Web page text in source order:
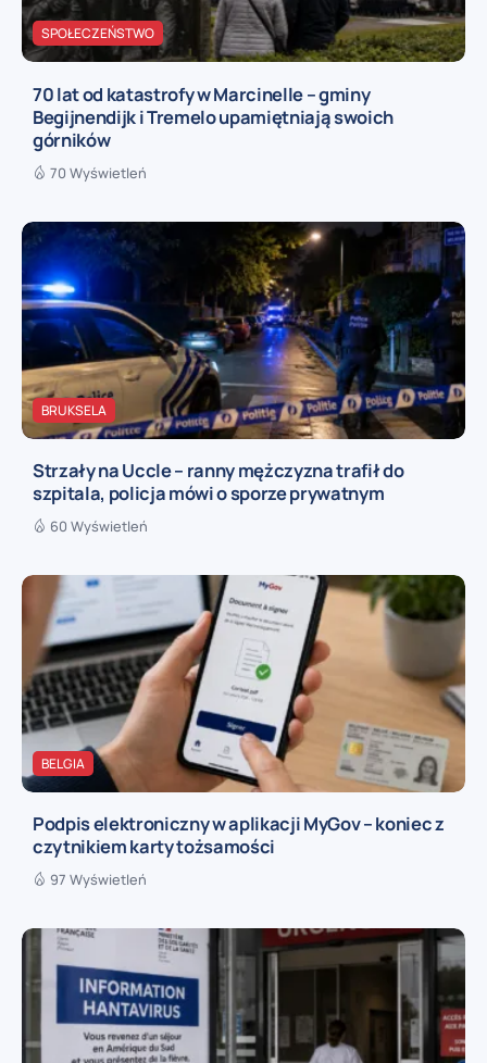
SPOŁECZEŃSTWO
70 lat od katastrofy w Marcinelle – gminy
Begijnendijk i Tremelo upamiętniają swoich
górników
70 Wyświetleń
BRUKSELA
Strzały na Uccle – ranny mężczyzna trafił do
szpitala, policja mówi o sporze prywatnym
60 Wyświetleń
BELGIA
Podpis elektroniczny w aplikacji MyGov – koniec z
czytnikiem karty tożsamości
97 Wyświetleń